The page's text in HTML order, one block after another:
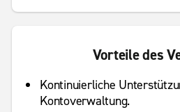
Vorteile des
Kontinuierliche
Kontoverwaltung.